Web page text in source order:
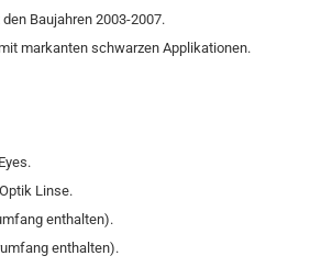
Baujahren 2003-2007.
markanten schwarzen Applikationen.
Linse.
enthalten).
enthalten).